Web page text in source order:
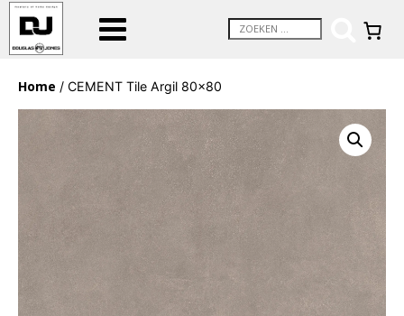
Home / CEMENT Tile Argil 80×80